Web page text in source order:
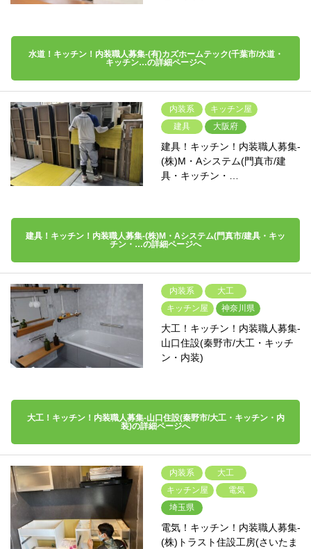
水道！キッチン！内装職人募集-(有)カズホームテック(千葉市/水道・
キッチン…の詳細ページへ
内装系
キッチン屋
建具
大阪府
建具！キッチン！内装職人募集-
(株)M・Aシステム(門真市/建
具・キッチン・…
建具！キッチン！内装職人募集-(株)M・Aシステム(門真市/建具・キッ
チン・…の詳細ページへ
内装系
大工
キッチン屋
神奈川県
大工！キッチン！内装職人募集-
山口住設(秦野市/大工・キッチ
ン・内装)
大工！キッチン！内装職人募集-山口住設(秦野市/大工・キッチン・内
装)の詳細ページへ
内装系
大工
キッチン屋
電気
埼玉県
電気！キッチン！内装職人募集-
(株)トラスト住設工房(さいたま